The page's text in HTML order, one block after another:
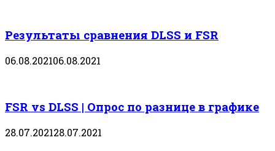
Результаты сравнения DLSS и FSR
06.08.202106.08.2021
FSR vs DLSS | Опрос по разнице в графике
28.07.202128.07.2021